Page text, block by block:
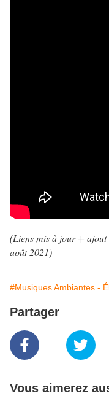
(Liens mis à jour + ajout
août 2021)
#Musiques Ambiantes -
Partager
Vous aimerez